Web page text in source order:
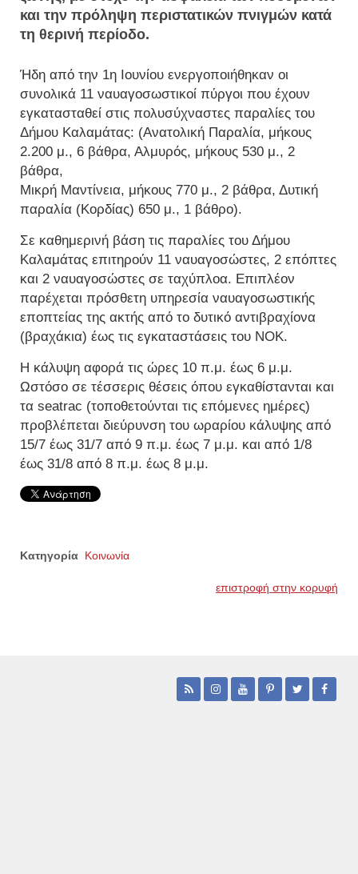
και την πρόληψη περιστατικών πνιγμών κατά
τη θερινή περίοδο.
Ήδη από την 1η Ιουνίου ενεργοποιήθηκαν οι
συνολικά 11 ναυαγοσωστικοί πύργοι που έχουν
εγκατασταθεί στις πολυσύχναστες παραλίες του
Δήμου Καλαμάτας: (Ανατολική Παραλία, μήκους
2.200 μ., 6 βάθρα, Αλμυρός, μήκους 530 μ., 2
βάθρα,
Μικρή Μαντίνεια, μήκους 770 μ., 2 βάθρα, Δυτική
παραλία (Κορδίας) 650 μ., 1 βάθρο).
Σε καθημερινή βάση τις παραλίες του Δήμου
Καλαμάτας επιτηρούν 11 ναυαγοσώστες, 2 επόπτες
και 2 ναυαγοσώστες σε ταχύπλοα. Επιπλέον
παρέχεται πρόσθετη υπηρεσία ναυαγοσωστικής
εποπτείας της ακτής από το δυτικό αντιβραχίονα
(βραχάκια) έως τις εγκαταστάσεις του ΝΟΚ.
Η κάλυψη αφορά τις ώρες 10 π.μ. έως 6 μ.μ.
Ωστόσο σε τέσσερις θέσεις όπου εγκαθίστανται και
τα seatrac (τοποθετούνται τις επόμενες ημέρες)
προβλέπεται διεύρυνση του ωραρίου κάλυψης από
15/7 έως 31/7 από 9 π.μ. έως 7 μ.μ. και από 1/8
έως 31/8 από 8 π.μ. έως 8 μ.μ.
Κατηγορία Κοινωνία
επιστροφή στην κορυφή